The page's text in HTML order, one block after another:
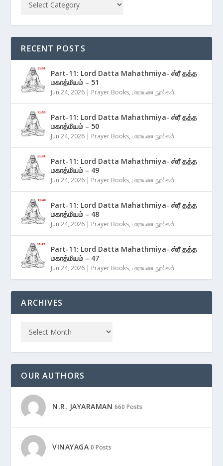
RECENT POSTS
Part-11: Lord Datta Mahathmiya- ஸ்ரீ தத்த
மகாத்மியம் – 51
Jun 24, 2026 | Prayer Books,பாராயண நூல்கள்
Part-11: Lord Datta Mahathmiya- ஸ்ரீ தத்த
மகாத்மியம் – 50
Jun 24, 2026 | Prayer Books,பாராயண நூல்கள்
Part-11: Lord Datta Mahathmiya- ஸ்ரீ தத்த
மகாத்மியம் – 49
Jun 24, 2026 | Prayer Books,பாராயண நூல்கள்
Part-11: Lord Datta Mahathmiya- ஸ்ரீ தத்த
மகாத்மியம் – 48
Jun 24, 2026 | Prayer Books,பாராயண நூல்கள்
Part-11: Lord Datta Mahathmiya- ஸ்ரீ தத்த
மகாத்மியம் – 47
Jun 24, 2026 | Prayer Books,பாராயண நூல்கள்
ARCHIVES
OUR AUTHORS
N.R. JAYARAMAN 660 Posts
VINAYAGA 0 Posts